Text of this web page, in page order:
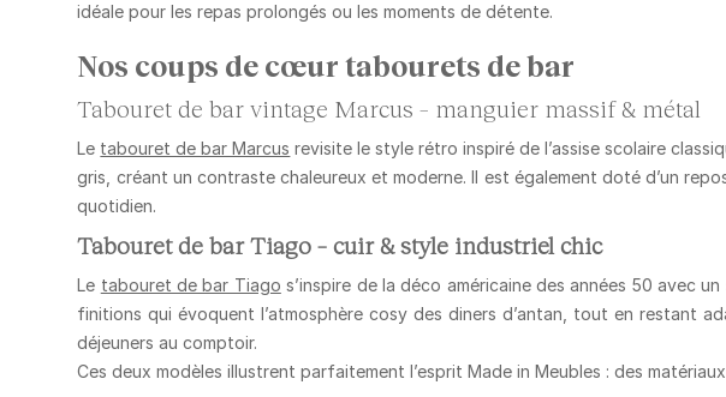
idéale pour les repas prolongés ou les moments de détente.
Nos coups de cœur tabourets de bar
Tabouret de bar vintage Marcus – manguier massif & métal
Le tabouret de bar Marcus revisite le style rétro inspiré de l’assise scolaire
gris , créant un contraste chaleureux et moderne. Il est également doté d’un
quotidien.
Tabouret de bar Tiago – cuir & style industriel chic
Le tabouret de bar Tiago s’inspire de la déco américaine des années 50 avec
finitions qui évoquent l’atmosphère cosy des diners d’antan, tout en restant
déjeuners au comptoir.
Ces deux modèles illustrent parfaitement l’esprit Made in Meubles :des